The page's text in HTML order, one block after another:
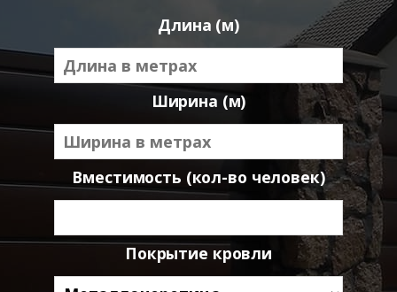
Длина (м)
Ширина (м)
Вместимость (кол-во человек)
Покрытие кровли